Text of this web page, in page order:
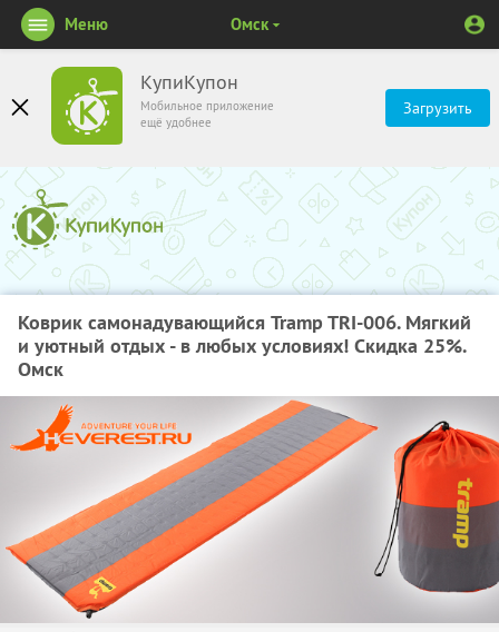
КупиКупон
Мобильное приложение
ещё удобнее
Загрузить
Меню Омск
Коврик самонадувающийся Tramp TRI-006. Мягкий
и уютный отдых - в любых условиях! Скидка 25%.
Омск